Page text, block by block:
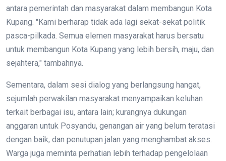
antara pemerintah dan masyarakat dalam membangun Kota
Kupang. "Kami berharap tidak ada lagi sekat-sekat politik
pasca-pilkada. Semua elemen masyarakat harus bersatu
untuk membangun Kota Kupang yang lebih bersih, maju, dan
sejahtera," tambahnya.
Sementara, dalam sesi dialog yang berlangsung hangat,
sejumlah perwakilan masyarakat menyampaikan keluhan
terkait berbagai isu, antara lain; kurangnya dukungan
anggaran untuk Posyandu, genangan air yang belum teratasi
dengan baik, dan penutupan jalan yang menghambat akses.
Warga juga meminta perhatian lebih terhadap pengelolaan